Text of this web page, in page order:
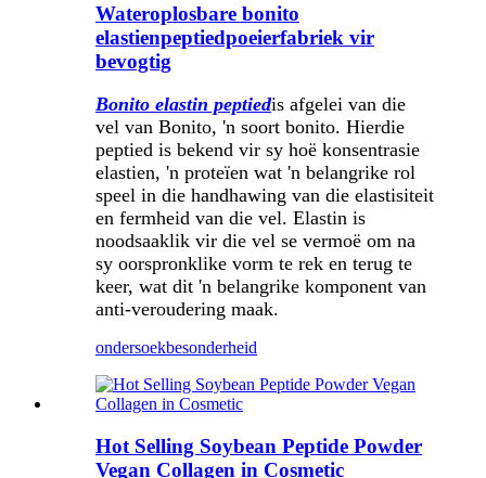
Wateroplosbare bonito
elastienpeptiedpoeierfabriek vir
bevogtig
Bonito elastin peptiedis afgelei van die
vel van Bonito, 'n soort bonito. Hierdie
peptied is bekend vir sy hoë konsentrasie
elastien, 'n proteïen wat 'n belangrike rol
speel in die handhawing van die elastisiteit
en fermheid van die vel. Elastin is
noodsaaklik vir die vel se vermoë om na
sy oorspronklike vorm te rek en terug te
keer, wat dit 'n belangrike komponent van
anti-veroudering maak.
ondersoekbesonderheid
Hot Selling Soybean Peptide Powder
Vegan Collagen in Cosmetic